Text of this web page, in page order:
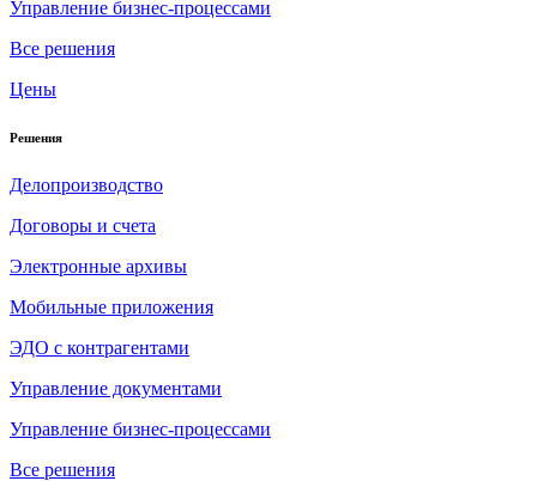
Управление бизнес-процессами
Все решения
Цены
Решения
Делопроизводство
Договоры и счета
Электронные архивы
Мобильные приложения
ЭДО с контрагентами
Управление документами
Управление бизнес-процессами
Все решения